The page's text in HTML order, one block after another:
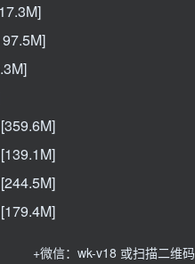
+微信：wk-v18 或扫描二维码